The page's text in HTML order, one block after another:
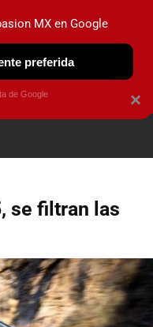
CIRCULA
se filtran las
×
MX en Google
preferida
de Google